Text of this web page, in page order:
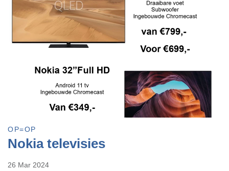
OP=OP
Nokia televisies
26 Mar 2024